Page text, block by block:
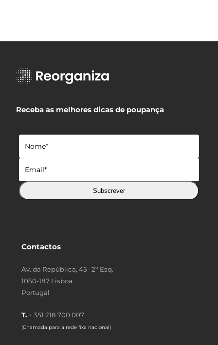
Receba as melhores dicas de poupança
Subscrever
Contactos
Av. da República, 45 · 2º Esq.
1050-187 Lisboa
Portugal
T. + 351 218 700 007
(Chamada para a rede fixa nacional)